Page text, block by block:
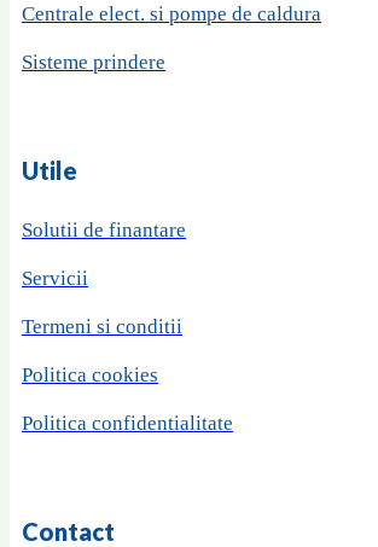
Centrale elect. si pompe de caldura
Sisteme prindere
Utile
Solutii de finantare
Servicii
Termeni si conditii
Politica cookies
Politica confidentialitate
Contact